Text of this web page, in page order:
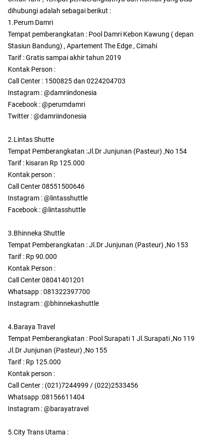
dihubungi adalah sebagai berikut :
1.Perum Damri
Tempat pemberangkatan : Pool Damri Kebon Kawung ( depan
Stasiun Bandung) , Apartement The Edge , Cimahi
Tarif : Gratis sampai akhir tahun 2019
Kontak Person :
Call Center : 1500825 dan 0224204703
Instagram : @damriindonesia
Facebook : @perumdamri
Twitter : @damriindonesia
2.Lintas Shutte
Tempat Pemberangkatan :Jl.Dr Junjunan (Pasteur) ,No 154
Tarif : kisaran Rp 125.000
Kontak person :
Call Center 08551500646
Instagram : @lintasshuttle
Facebook : @lintasshuttle
3.Bhinneka Shuttle
Tempat Pemberangkatan : Jl.Dr Junjunan (Pasteur) ,No 153
Tarif : Rp 90.000
Kontak Person :
Call Center 08041401201
Whatsapp : 081322397700
Instagram : @bhinnekashuttle
4.Baraya Travel
Tempat Pemberangkatan : Pool Surapati 1 Jl.Surapati ,No 119
Jl.Dr Junjunan (Pasteur) ,No 155
Tarif : Rp 125.000
Kontak person :
Call Center : (021)7244999 / (022)2533456
Whatsapp :08156611404
Instagram : @barayatravel
5.City Trans Utama :